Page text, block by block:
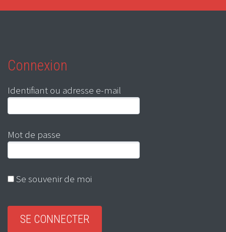
Connexion
Identifiant ou adresse e-mail
Mot de passe
Se souvenir de moi